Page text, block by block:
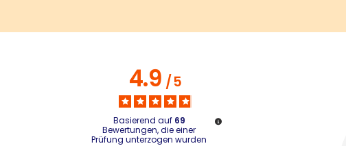
4.9/5
Basierend auf 69
Bewertungen, die einer
Prüfung unterzogen wurden